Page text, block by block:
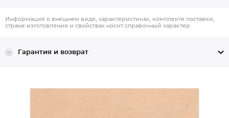
Информация о внешнем виде, характеристиках, комплекте поставки,
стране изготовления и свойствах носит справочный характер.
Гарантия и возврат